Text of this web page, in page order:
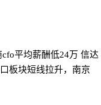
平均薪酬低24万 信达
板块短线拉升，南京